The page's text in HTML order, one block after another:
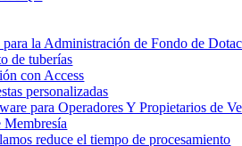
para la Administración de Fondo de
de tuberías
con Access
personalizadas
para Operadores Y Propietarios de
Membresía
reduce el tiempo de procesamiento